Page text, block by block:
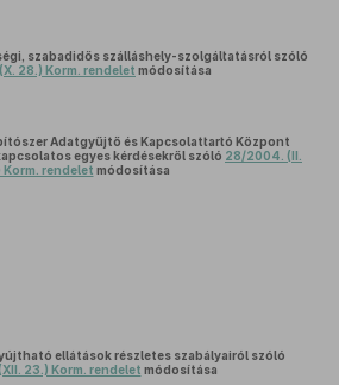
szabadidős szálláshely-szolgáltatásról szóló
28.) Korm. rendelet módosítása
Adatgyűjtő és Kapcsolattartó Központ
egyes kérdésekről szóló 28/2004. (II.
Korm. rendelet módosítása
ellátások részletes szabályairól szóló
23.) Korm. rendelet módosítása